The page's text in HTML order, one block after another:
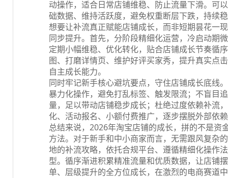
动操作，适合日常店铺维稳、防止流量下滑。可
础数据、维持活跃度，避免权重断层下跌，持续
想要让补流真正赋能店铺成长，而非短期昙花一
同步提升。首先，分阶段精细化运营，冷启动期
定期小幅维稳、优化转化，贴合店铺成长节奏循
图、打磨详情页、维护好评买家秀，提升真实点
自主成长能力。
同时牢记新手核心避坑要点，守住店铺成长底线
暴力化操作，避免打乱标签、触发限流；不盲目
量，足以带动店铺稳步成长；杜绝过度依赖补流
化、活动报名、小额付费推广，逐步摆脱外部依
总结来说，2026年淘宝店铺的成长，拼的不是
方法。对于新手和中小商家而言，无需跟风复杂
地的补流攻略，依托合规平台、遵循精细化操作
型。循序渐进积累精准流量和优质数据，让店铺
单、层级提升的全方位成长，在激烈的电商赛道